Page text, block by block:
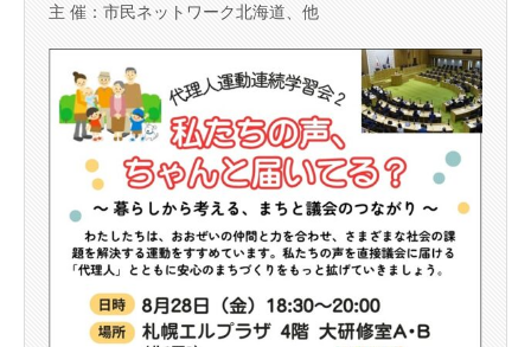
主 催：市民ネットワーク北海道、他